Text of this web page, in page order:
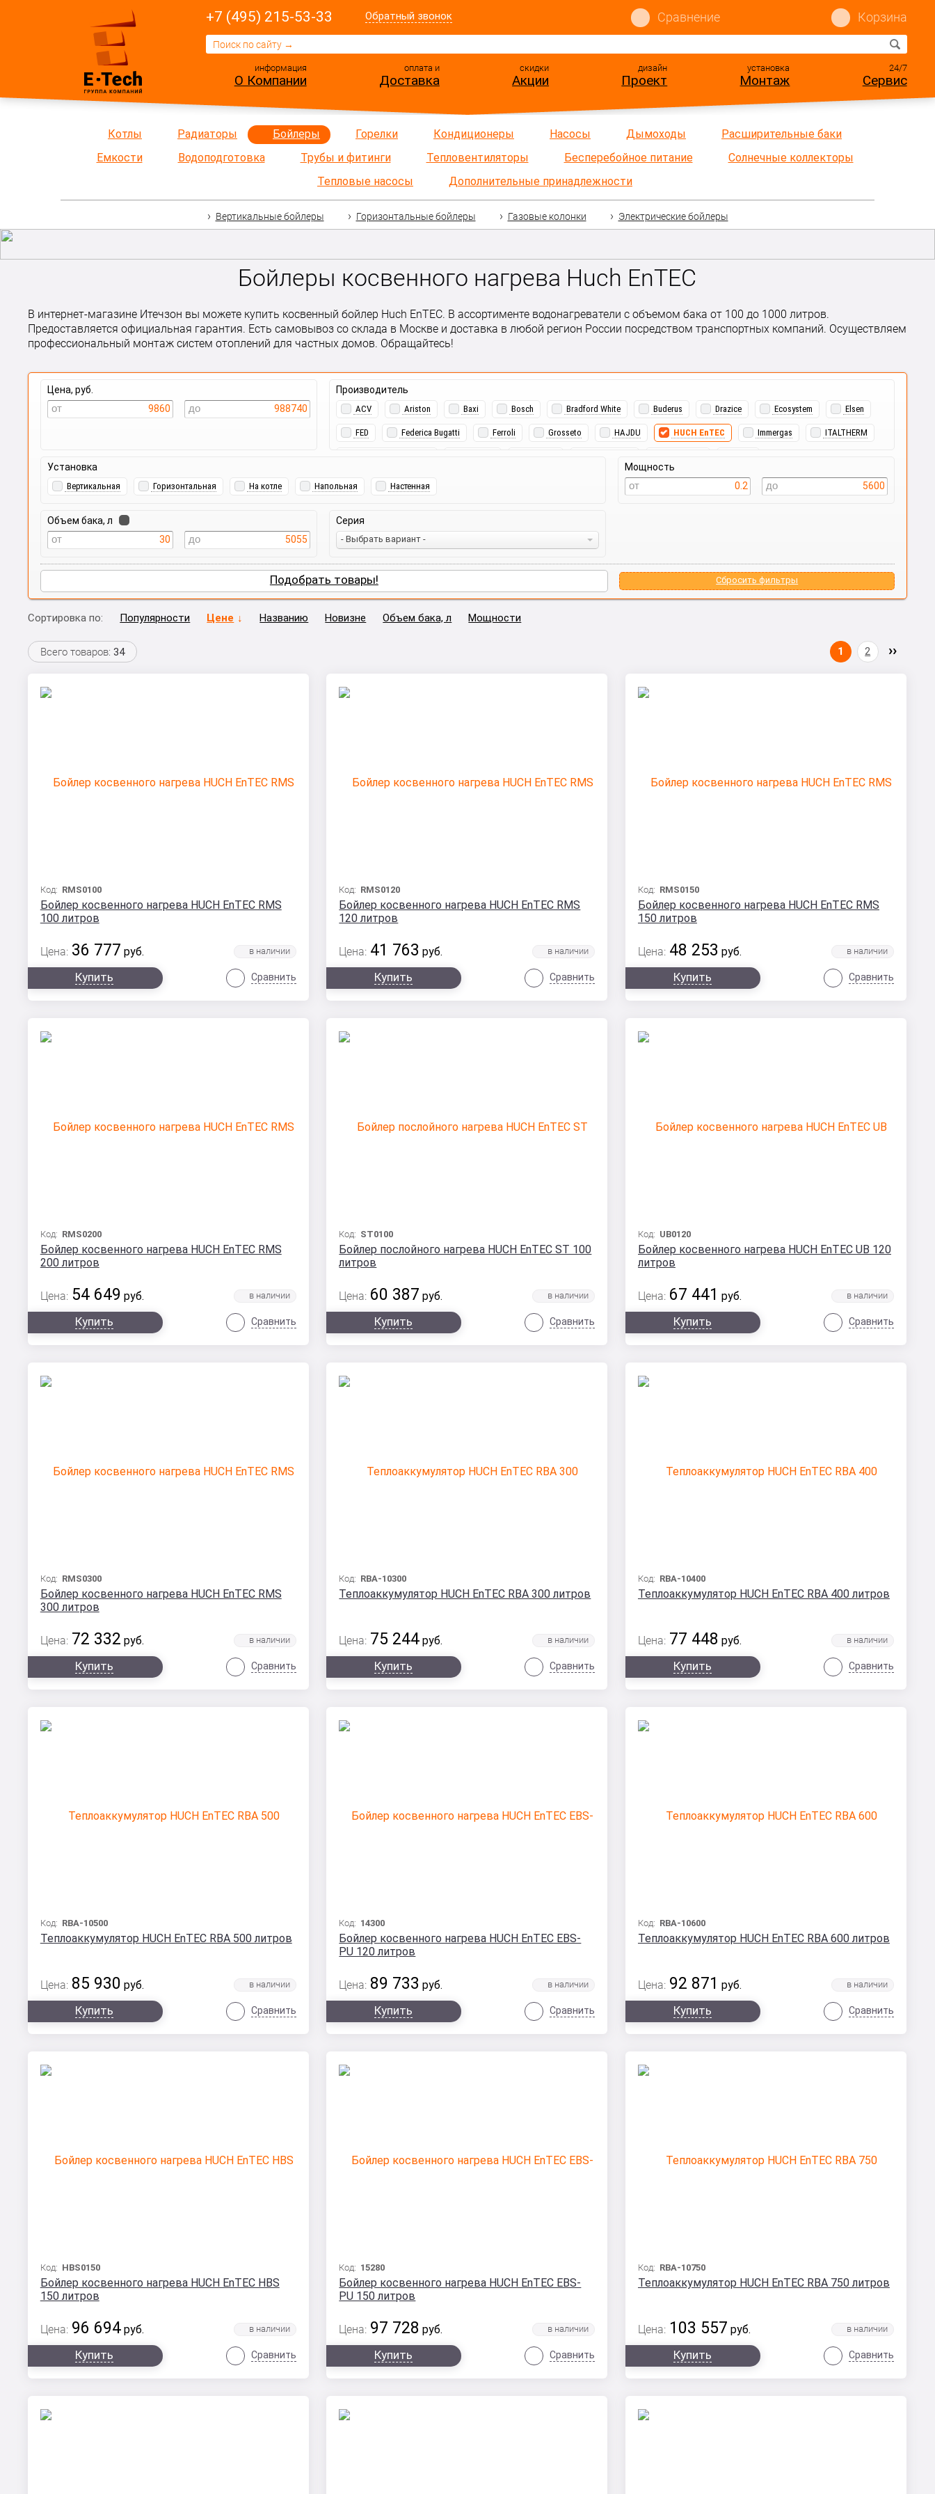
+7 (495) 215-53-33 Обратный звонок Сравнение Корзина
информация
О Компании
оплата и
Доставка
скидки
Акции
дизайн
Проект
установка
Монтаж
24/7
Сервис
Котлы Радиаторы Бойлеры Горелки Кондиционеры Насосы Дымоходы
Расширительные баки
Емкости
Водоподготовка Трубы и фитинги Тепловентиляторы Бесперебойное питание
Солнечные коллекторы
Тепловые насосы
Дополнительные принадлежности
Вертикальные бойлеры Горизонтальные бойлеры Газовые колонки Электрические бойлеры
Бойлеры косвенного нагрева Huch EnTEC
В интернет-магазине Итечзон вы можете купить косвенный бойлер Huch EnTEC. В ассортименте водонагреватели с объемом бака от 100 до 1000 литров.
Предоставляется официальная гарантия. Есть самовывоз со склада в Москве и доставка в любой регион России посредством транспортных компаний. Осуществляем
профессиональный монтаж систем отоплений для частных домов. Обращайтесь!
Цена, руб.
9860
988740
Производитель
ACV Ariston Baxi Bosch Bradford White Buderus Drazice Ecosystem Elsen
FED Federica Bugatti Ferroli Grosseto HAJDU HUCH EnTEC Immergas ITALTHERM
Установка
Вертикальная Горизонтальная На котле Напольная Настенная
Мощность
0.2
5600
Объем бака, л
30
5055
Серия
- Выбрать вариант -
Подобрать товары! Сбросить фильтры
Сортировка по: Популярности Цене Названию Новизне Объем бака, л Мощности
Всего товаров:34 1 2
Код: RMS0100
Бойлер косвенного нагрева HUCH EnTEC RMS
100 литров
Цена: 36 777 руб.
Купить Сравнить
Код: RMS0120
Бойлер косвенного нагрева HUCH EnTEC RMS
120 литров
Цена: 41 763 руб.
Купить Сравнить
Код: RMS0150
Бойлер косвенного нагрева HUCH EnTEC RMS
150 литров
Цена: 48 253 руб.
Купить Сравнить
Код: RMS0200
Бойлер косвенного нагрева HUCH EnTEC RMS
200 литров
Цена: 54 649 руб.
Купить Сравнить
Код: ST0100
Бойлер послойного нагрева HUCH EnTEC ST 100
литров
Цена: 60 387 руб.
Купить Сравнить
Код: UB0120
Бойлер косвенного нагрева HUCH EnTEC UB 120
литров
Цена: 67 441 руб.
Купить Сравнить
Код: RMS0300
Бойлер косвенного нагрева HUCH EnTEC RMS
300 литров
Цена: 72 332 руб.
Купить Сравнить
Код: RBA-10300
Теплоаккумулятор HUCH EnTEC RBA 300 литров
Цена: 75 244 руб.
Купить Сравнить
Код: RBA-10400
Теплоаккумулятор HUCH EnTEC RBA 400 литров
Цена: 77 448 руб.
Купить Сравнить
Код: RBA-10500
Теплоаккумулятор HUCH EnTEC RBA 500 литров
Цена: 85 930 руб.
Купить Сравнить
Код: 14300
Бойлер косвенного нагрева HUCH EnTEC EBS-
PU 120 литров
Цена: 89 733 руб.
Купить Сравнить
Код: RBA-10600
Теплоаккумулятор HUCH EnTEC RBA 600 литров
Цена: 92 871 руб.
Купить Сравнить
Код: HBS0150
Бойлер косвенного нагрева HUCH EnTEC HBS
150 литров
Цена: 96 694 руб.
Купить Сравнить
Код: 15280
Бойлер косвенного нагрева HUCH EnTEC EBS-
PU 150 литров
Цена: 97 728 руб.
Купить Сравнить
Код: RBA-10750
Теплоаккумулятор HUCH EnTEC RBA 750 литров
Цена: 103 557 руб.
Купить Сравнить